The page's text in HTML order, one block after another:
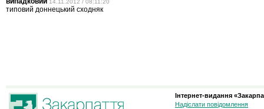
14.11.2012 / 08:11:20
типовий доннецький сходняк
Інтернет-видання
Надіслати повідомлення